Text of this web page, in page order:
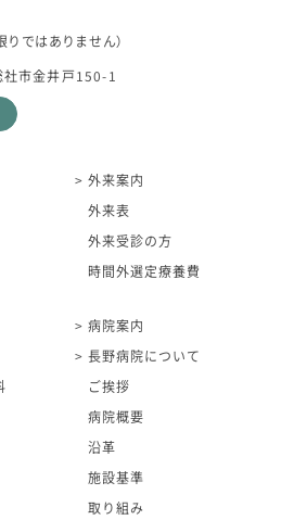
りではありません）
市金井戸150-1
外来案内
外来表
外来受診の方
時間外選定療養費
病院案内
長野病院について
ご挨拶
病院概要
沿革
施設基準
取り組み